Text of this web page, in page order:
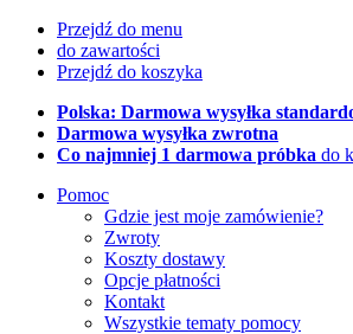
Przejdź do menu
do zawartości
Przejdź do koszyka
Polska: Darmowa wysyłka
Darmowa wysyłka zwrotna
Co najmniej 1 darmowa próbka do
Pomoc
Gdzie jest moje zamówienie?
Zwroty
Koszty dostawy
Opcje płatności
Kontakt
Wszystkie tematy pomocy